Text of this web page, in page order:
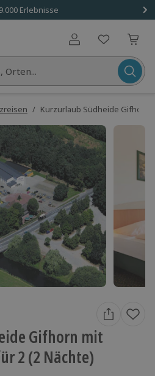
Erlebnisse
Benutzerkonto
Orten...
/ Kurzurlaub Südheide Gifhorn
Gifhorn mit
2 (2 Nächte)